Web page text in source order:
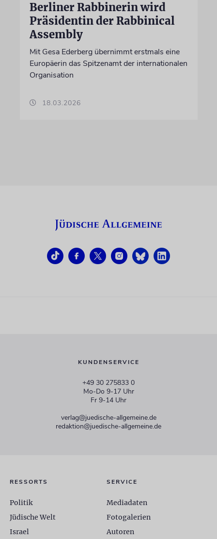
Berliner Rabbinerin wird
Präsidentin der Rabbinical
Assembly
Mit Gesa Ederberg übernimmt erstmals eine
Europäerin das Spitzenamt der internationalen
Organisation
18.03.2026
KUNDENSERVICE
+49 30 275833 0
Mo-Do 9-17 Uhr
Fr 9-14 Uhr
verlag@juedische-allgemeine.de
redaktion@juedische-allgemeine.de
RESSORTS
Politik
Jüdische Welt
Israel
SERVICE
Mediadaten
Fotogalerien
Autoren